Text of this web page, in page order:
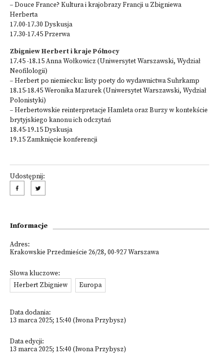
– Douce France? Kultura i krajobrazy Francji u Zbigniewa
Herberta
17.00-17.30 Dyskusja
17.30-17.45 Przerwa
Zbigniew Herbert i kraje Północy
17.45 -18.15 Anna Wołkowicz (Uniwersytet Warszawski, Wydział
Neofilologii)
– Herbert po niemiecku: listy poety do wydawnictwa Suhrkamp
18.15-18.45 Weronika Mazurek (Uniwersytet Warszawski, Wydział
Polonistyki)
– Herbertowskie reinterpretacje Hamleta oraz Burzy w kontekście
brytyjskiego kanonu ich odczytań
18.45-19.15 Dyskusja
19.15 Zamknięcie konferencji
Udostępnij:
Informacje
Adres:
Krakowskie Przedmieście 26/28, 00-927 Warszawa
Słowa kluczowe:
Herbert Zbigniew
Europa
Data dodania:
13 marca 2025; 15:40 (Iwona Przybysz)
Data edycji:
13 marca 2025; 15:40 (Iwona Przybysz)